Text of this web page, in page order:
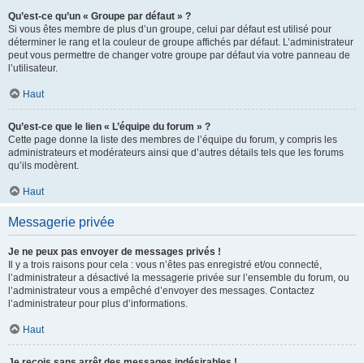
Qu’est-ce qu’un « Groupe par défaut » ?
Si vous êtes membre de plus d’un groupe, celui par défaut est utilisé pour
déterminer le rang et la couleur de groupe affichés par défaut. L’administrateur
peut vous permettre de changer votre groupe par défaut via votre panneau de
l’utilisateur.
Haut
Qu’est-ce que le lien « L’équipe du forum » ?
Cette page donne la liste des membres de l’équipe du forum, y compris les
administrateurs et modérateurs ainsi que d’autres détails tels que les forums
qu’ils modèrent.
Haut
Messagerie privée
Je ne peux pas envoyer de messages privés !
Il y a trois raisons pour cela : vous n’êtes pas enregistré et/ou connecté,
l’administrateur a désactivé la messagerie privée sur l’ensemble du forum, ou
l’administrateur vous a empêché d’envoyer des messages. Contactez
l’administrateur pour plus d’informations.
Haut